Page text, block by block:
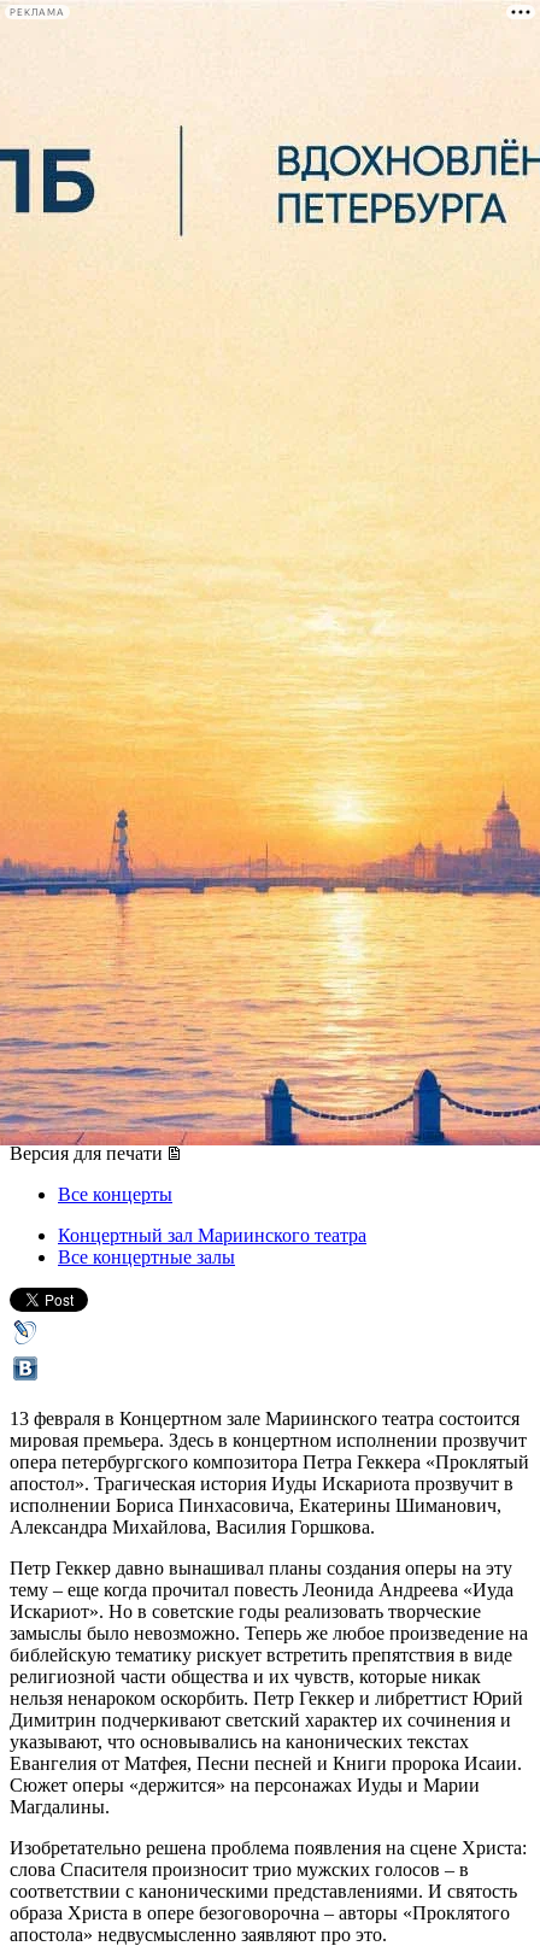
РЕКЛАМА
Сегодня:
Проклятый апостол запоет в
Мариинском театре по
канону
13 февраля 2015, пятница,19.00
Версия для печати
Все концерты
Концертный зал Мариинского театра
Все концертные залы
13 февраля в Концертном зале Мариинского театра состоится
мировая премьера. Здесь в концертном исполнении прозвучит
опера петербургского композитора Петра Геккера «Проклятый
апостол». Трагическая история Иуды Искариота прозвучит в
исполнении Бориса Пинхасовича, Екатерины Шиманович,
Александра Михайлова, Василия Горшкова.
Петр Геккер давно вынашивал планы создания оперы на эту
тему – еще когда прочитал повесть Леонида Андреева «Иуда
Искариот». Но в советские годы реализовать творческие
замыслы было невозможно. Теперь же любое произведение на
библейскую тематику рискует встретить препятствия в виде
религиозной части общества и их чувств, которые никак
нельзя ненароком оскорбить. Петр Геккер и либреттист Юрий
Димитрин подчеркивают светский характер их сочинения и
указывают, что основывались на канонических текстах
Евангелия от Матфея, Песни песней и Книги пророка Исаии.
Сюжет оперы «держится» на персонажах Иуды и Марии
Магдалины.
Изобретательно решена проблема появления на сцене Христа:
слова Спасителя произносит трио мужских голосов – в
соответствии с каноническими представлениями. И святость
образа Христа в опере безоговорочна – авторы «Проклятого
апостола» недвусмысленно заявляют про это.